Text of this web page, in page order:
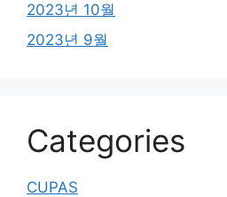
2023년 10월
2023년 9월
Categories
CUPAS